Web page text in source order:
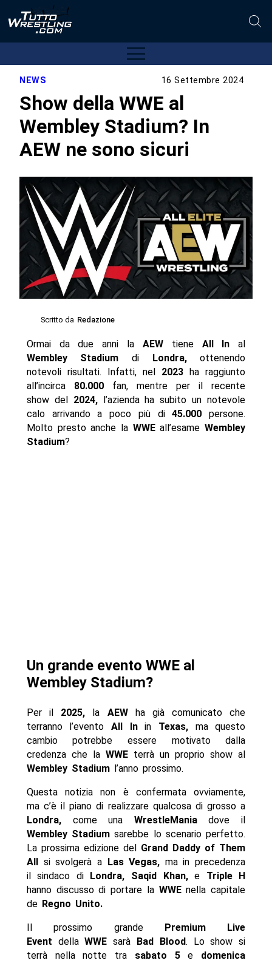
NEWS 16 Settembre 2024
Show della WWE al
Wembley Stadium? In
AEW ne sono sicuri
Scritto da Redazione
Ormai da due anni la AEWtiene All In al
Wembley Stadium di Londra,ottenendo
notevoli risultati. Infatti, nel 2023 ha raggiunto
all’incirca 80.000fan, mentre per il recente
show del 2024,l’azienda ha subito un notevole
calo arrivando a poco più di45.000 persone.
Molto presto anche la WWEall’esameWembley
Stadium?
Un grande evento WWE al
Wembley Stadium?
Per il 2025, la AEWha già comunicato che
terranno l’eventoAll Inin Texas,ma questo
cambio potrebbe essere motivato dalla
credenza che la WWEterrà un proprio show al
Wembley Stadiuml’anno prossimo.
Questa notizia non è confermata ovviamente,
ma c’è il piano di realizzare qualcosa di grosso a
Londra,come una WrestleManiadove il
Wembley Stadium sarebbe lo scenario perfetto.
La prossima edizione del Grand Daddy of Them
All
si svolgerà a Las Vegas, ma in precedenza
il sindaco di
Londra, Saqid Khan,e Triple
H
hanno discusso di portare la WWEnella capitale
de Regno Unito.
Il prossimo grande
Premium Live
Event dellaWWE sarà Bad Blood. Lo show si
terrà nella notte tra sabato 5e domenica